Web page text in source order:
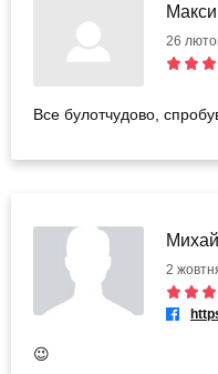
26
Все булотчудово,
2
😉